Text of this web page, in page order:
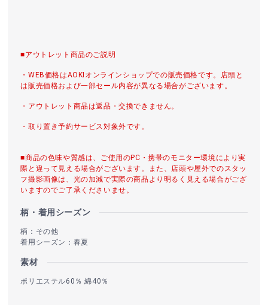
■アウトレット商品のご説明
・WEB価格はAOKIオンラインショップでの販売価格です。店頭と
は販売価格および一部セール内容が異なる場合がございます。
・アウトレット商品は返品・交換できません。
・取り置き予約サービス対象外です。
■商品の色味や質感は、ご使用のPC・携帯のモニター環境により実
際と違って見える場合がございます。また、店頭や屋外でのスタッ
フ撮影画像は、光の加減で実際の商品より明るく見える場合がござ
いますのでご了承くださいませ。
柄・着用シーズン
柄：その他
着用シーズン：春夏
素材
ポリエステル60％ 綿40％